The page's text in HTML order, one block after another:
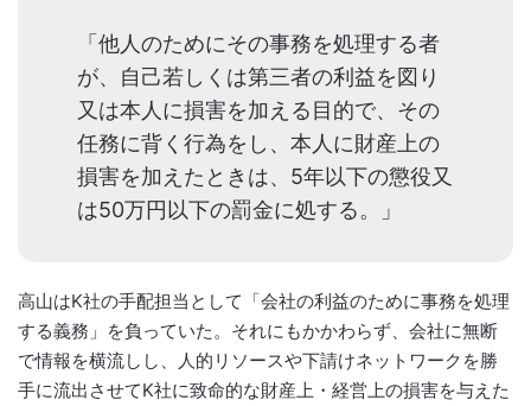
「他人のためにその事務を処理する者
が、自己若しくは第三者の利益を図り
又は本人に損害を加える目的で、その
任務に背く行為をし、本人に財産上の
損害を加えたときは、5年以下の懲役又
は50万円以下の罰金に処する。」
高山はK社の手配担当として「会社の利益のために事務を処理
する義務」を負っていた。それにもかかわらず、会社に無断
で情報を横流しし、人的リソースや下請けネットワークを勝
手に流出させてK社に致命的な財産上・経営上の損害を与えた